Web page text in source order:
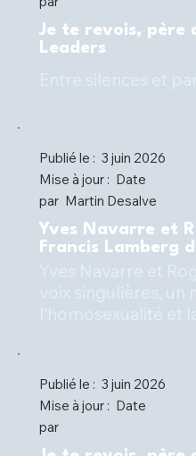
Je te revois, père
Leaders
Publié le : 3 juin 2026
Mise à jour : Date
par Martin Desalve
Yves Navarre et
Francis Lamberg
Publié le : 3 juin 2026
Mise à jour : Date
par